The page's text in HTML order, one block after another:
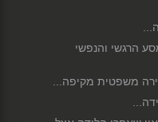
הרגשי והנפשי
משפטית מקיפה...